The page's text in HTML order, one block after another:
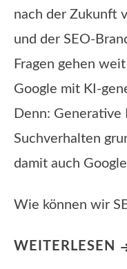
nach der Zukunft
und der SEO-
Fragen gehen
Google mit KI-
Denn: Generative
Suchverhalten
damit auch
Wie können wir
WEITERLESEN